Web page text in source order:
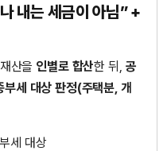
내는 세금이 아님” +
산을 인별로 합산한 뒤, 공
부세 대상 판정(주택분, 개
세 대상